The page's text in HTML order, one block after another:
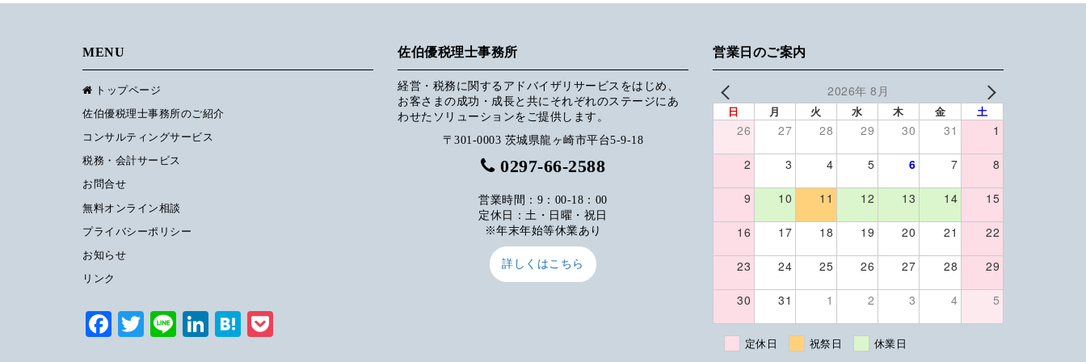
MENU
トップページ
佐伯優税理士事務所のご紹介
コンサルティングサービス
税務・会計サービス
お問合せ
無料オンライン相談
プライバシーポリシー
お知らせ
リンク
Facebook
Twitter
LineLinkedIn
Hatena
佐伯優税理士事務所
経営・税務に関するアドバイザリサービスをはじめ、
お客さまの成功・成長と共にそれぞれのステージにあ
わせたソリューションをご提供します。
〒301-0003 茨城県龍ヶ崎市平台5-9-18
0297-66-2588
営業時間：9：00-18：00
定休日：土・日曜・祝日
※年末年始等休業あり
詳しくはこちら
営業日のご案内
2026年 8月
日 月 火 水 木 金 土
26 27 28 29 30 31 1
2 3 4 5 6 7 8
9 10 11 12 13 14 15
16 17 18 19 20 21 22
23 24 25 26 27 28 29
30 31 1 2 3 4 5
定休日 祝祭日 休業日